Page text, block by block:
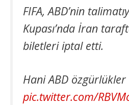
FIFA, ABD’nin
Kupası’nda İran
biletleri iptal etti.
Hani ABD özgürlükler
pic.twitter.com/